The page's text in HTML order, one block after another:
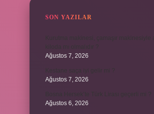
SON YAZILAR
Ağustos 7, 2026
Ağustos 7, 2026
Ağustos 6, 2026